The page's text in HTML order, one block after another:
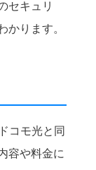
セキュリ
かります。
コモ光と同
容や料金に